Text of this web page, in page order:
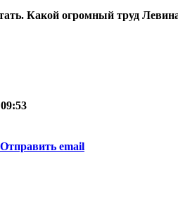
Какой огромный труд
Отправить email